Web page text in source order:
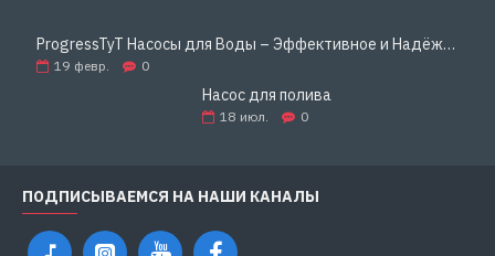
ProgressTyT Насосы для Воды – Эффективное и Надёжное Решение для Дома и Бизнеса
19 февр. 0
Насос для полива
18 июл. 0
ПОДПИСЫВАЕМСЯ НА НАШИ КАНАЛЫ